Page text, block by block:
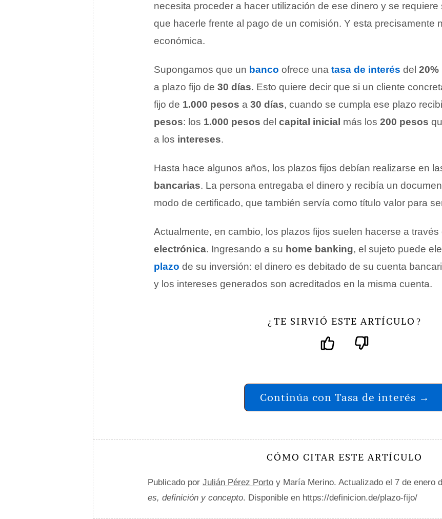
necesita proceder a hacer utilización de ese dinero y se requiere
que hacerle frente al pago de un comisión. Y esta precisamente
económica.
Supongamos que un banco ofrece una tasa de interés del 20%
a plazo fijo de 30 días. Esto quiere decir que si un cliente
fijo de 1.000 pesos a 30 días, cuando se cumpla ese plazo
pesos: los 1.000 pesos del capital inicial más los 200 pesos
a los intereses.
Hasta hace algunos años, los plazos fijos debían realizarse en
bancarias. La persona entregaba el dinero y recibía un
modo de certificado, que también servía como título valor para
Actualmente, en cambio, los plazos fijos suelen hacerse a través
electrónica. Ingresando a su home banking, el sujeto puede
plazo de su inversión: el dinero es debitado de su cuenta
y los intereses generados son acreditados en la misma cuenta.
¿ TE SIRVIÓ ESTE ARTÍCULO ?
Continúa con Tasa de interés →
CÓMO CITAR ESTE ARTÍCULO
Publicado por Julián Pérez Porto y María Merino. Actualizado el 7 de enero
es, definición y concepto. Disponible en https://definicion.de/plazo-fijo/